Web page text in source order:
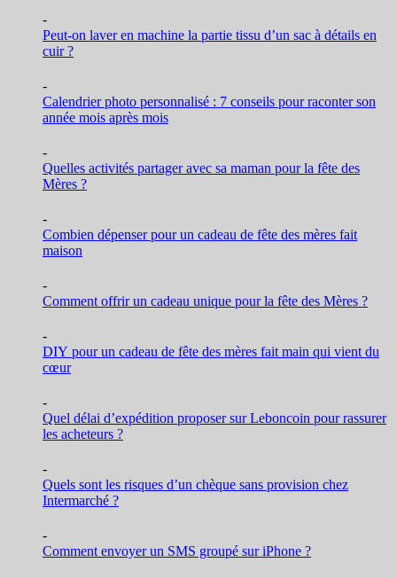
-
Peut-on laver en machine la partie tissu d’un sac à détails en
cuir ?
-
Calendrier photo personnalisé : 7 conseils pour raconter son
année mois après mois
-
Quelles activités partager avec sa maman pour la fête des
Mères ?
-
Combien dépenser pour un cadeau de fête des mères fait
maison
-
Comment offrir un cadeau unique pour la fête des Mères ?
-
DIY pour un cadeau de fête des mères fait main qui vient du
cœur
-
Quel délai d’expédition proposer sur Leboncoin pour rassurer
les acheteurs ?
-
Quels sont les risques d’un chèque sans provision chez
Intermarché ?
-
Comment envoyer un SMS groupé sur iPhone ?